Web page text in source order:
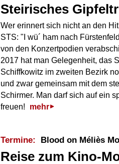
Steirisches
Wer erinnert sich nicht an den
STS: "I wü´ ham nach
von den Konzertpodien
2017 hat man Gelegenheit, das
Schiffkowitz im zweiten Bezirk
und zwar gemeinsam mit dem
Schirmer. Man darf sich auf ein
freuen!
mehr
Termine: Blood on Méliès
Reise zum Kino-